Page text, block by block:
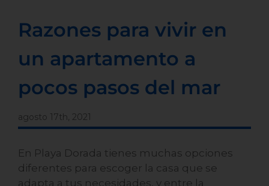
Razones para vivir en
un apartamento a
pocos pasos del mar
agosto 17th, 2021
En Playa Dorada tienes muchas opciones
diferentes para escoger la casa que se
adapta a tus necesidades, y entre la